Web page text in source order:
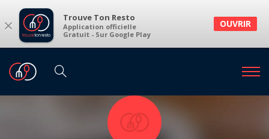
× Trouve Ton Resto
Application officielle
Gratuit - Sur Google Play
OUVRIR